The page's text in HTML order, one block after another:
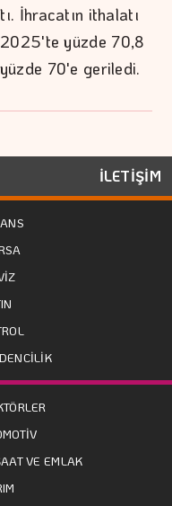
İhracatın ithalatı
2025'te yüzde 70,8
70'e geriledi.
İLETİŞİM
VE EMLAK